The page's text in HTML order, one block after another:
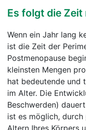
Es folgt die Zeit
Wenn ein Jahr lang
ist die Zeit der
Postmenopause
kleinsten Mengen
hat bedeutende und
im Alter. Die
Beschwerden)
ist es möglich, durch
Altern Ihres Körpers